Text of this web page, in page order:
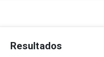
Resultados